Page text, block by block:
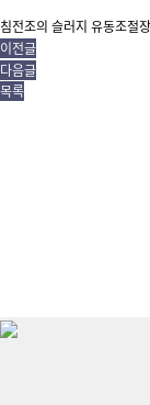
침전조의 슬러지 유동조절
이전글
다음글
목록